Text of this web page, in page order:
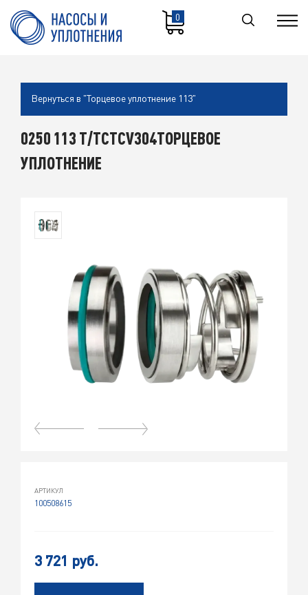
0
Вернуться в "Торцевое уплотнение 113"
0250 113 T/TCTCV304ТОРЦЕВОЕ
УПЛОТНЕНИЕ
АРТИКУЛ
100508615
3 721 руб.